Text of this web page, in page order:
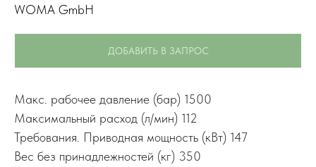
WOMA GmbH
ДОБАВИТЬ В ЗАПРОС
Макс. рабочее давление (бар) 1500
Максимальный расход (л/мин) 112
Требования. Приводная мощность (кВт) 147
Вес без принадлежностей (кг) 350